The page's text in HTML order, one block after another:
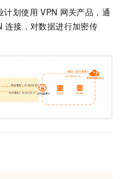
计划使用 VPN 网关产品，通
连接，对数据进行加密传